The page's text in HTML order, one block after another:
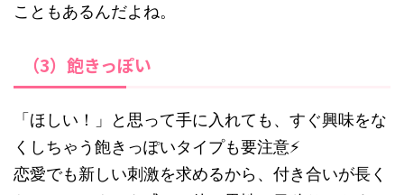
こともあるんだよね。
（3）飽きっぽい
「ほしい！」と思って手に入れても、すぐ興味をな
くしちゃう飽きっぽいタイプも要注意⚡
恋愛でも新しい刺激を求めるから、付き合いが長く